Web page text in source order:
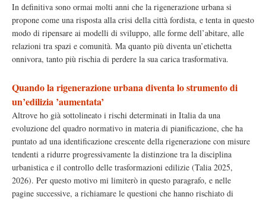
In definitiva sono ormai molti anni che la rigenerazione urbana si
propone come una risposta alla crisi della città fordista, e tenta in questo
modo di ripensare ai modelli di sviluppo, alle forme dell’abitare, alle
relazioni tra spazi e comunità. Ma quanto più diventa un’etichetta
onnivora, tanto più rischia di perdere la sua carica trasformativa.
Quando la rigenerazione urbana diventa lo strumento di
un’edilizia ’aumentata’
Altrove ho già sottolineato i rischi determinati in Italia da una
evoluzione del quadro normativo in materia di pianificazione, che ha
puntato ad una identificazione crescente della rigenerazione con misure
tendenti a ridurre progressivamente la distinzione tra la disciplina
urbanistica e il controllo delle trasformazioni edilizie (Talia 2025,
2026). Per questo motivo mi limiterò in questo paragrafo, e nelle
pagine successive, a richiamare le questioni che hanno rischiato di